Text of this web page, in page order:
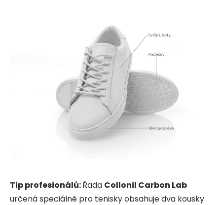
Tip profesionálů:Řada Collonil Carbon Lab
určená speciálně pro tenisky obsahuje dva kousky